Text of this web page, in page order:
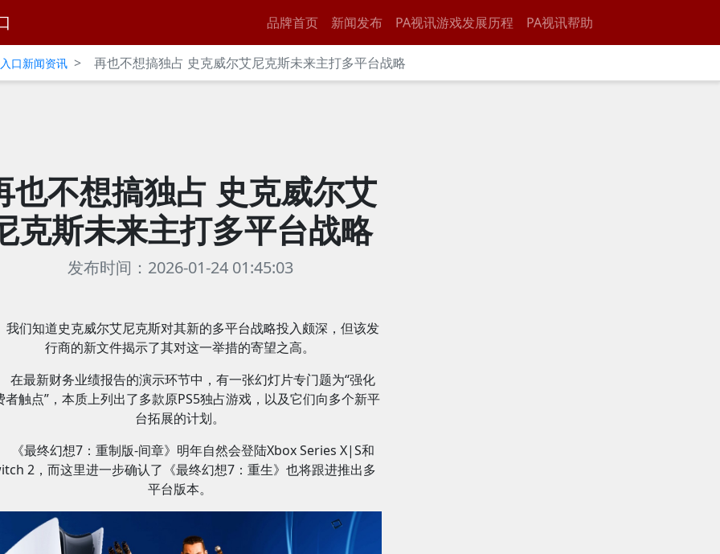
品牌首页 新闻发布 PA视讯游戏发展历程 PA视讯帮助
口新闻资讯 > 再也不想搞独占 史克威尔艾尼克斯未来主打多平台战略
也不想搞独占 史克威尔艾
克斯未来主打多平台战略
发布时间：2026-01-24 01:45:03
我们知道史克威尔艾尼克斯对其新的多平台战略投入颇深，但该发
行商的新文件揭示了其对这一举措的寄望之高。
在最新财务业绩报告的演示环节中，有一张幻灯片专门题为“强化
者触点”，本质上列出了多款原PS5独占游戏，以及它们向多个新平
台拓展的计划。
《最终幻想7：重制版-间章》明年自然会登陆Xbox Series X|S和
2，而这里进一步确认了《最终幻想7：重生》也将跟进推出多
平台版本。